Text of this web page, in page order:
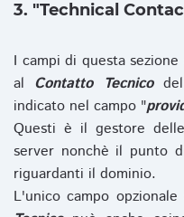
3. "Technical
I campi di questa
al Contatto Tecnicodel
indicato nel campo "
Questi è il gestore
server nonchè il punto
riguardanti il dominio.
L'unico campo